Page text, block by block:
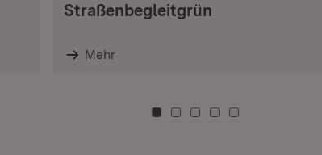
Straßenbegleitgrün
Mehr
Zu Kachel: 0
Zu Kachel: 3
Zu Kachel: 6
Zu Kachel: 9
Zu Kachel: 12